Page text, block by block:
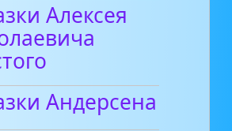
Алексея
Андерсена